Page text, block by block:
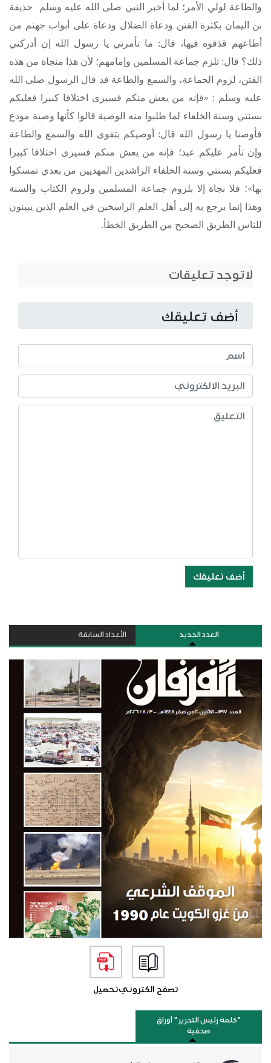
والطاعة لولي الأمر؛ لما أخبر النبي صلى الله عليه وسلم
حذيفة
بن اليمان بكثرة الفتن ودعاة الضلال ودعاة على أبواب جهنم من
أطاعهم قذفوه فيها، قال: ما تأمرني يا رسول الله إن أدركني
ذلك؟ قال: تلزم جماعة المسلمين وإمامهم؛ لأن هذا منجاة من هذه
الفتن، لزوم الجماعة، والسمع والطاعة قد قال الرسول صلى الله
عليه وسلم : «فإنه من يعش منكم فسيرى اختلافا كبيرا فعليكم
بسنتي وسنة الخلفاء لما طلبوا منه الوصية قالوا كأنها وصية مودع
فأوصنا يا رسول الله قال: أوصيكم بتقوى الله والسمع والطاعة
وإن تأمر عليكم عبد؛ فإنه من يعش منكم فسيرى اختلافا كبيرا
فعليكم بسنتي وسنة الخلفاء الراشدين المهديين من بعدي تمسكوا
بها»؛ فلا نجاة إلا بلزوم جماعة المسلمين ولزوم الكتاب والسنة
وهذا إنما يرجع به إلى أهل العلم الراسخين في العلم الذين يبينون
للناس الطريق الصحيح من الطريق الخطأ.
لاتوجد تعليقات
أضف تعليقك
أضف تعليقك
العدد الجديد الأعداد السابقة
تصفح الكترونيتحميل
"كلمة رئيس التحرير " أوراق
صحفية